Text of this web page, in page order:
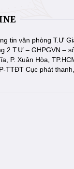
tin văn phòng T.Ư
2 T.Ư – GHPGVN –
P. Xuân Hòa,
TTĐT Cục phát